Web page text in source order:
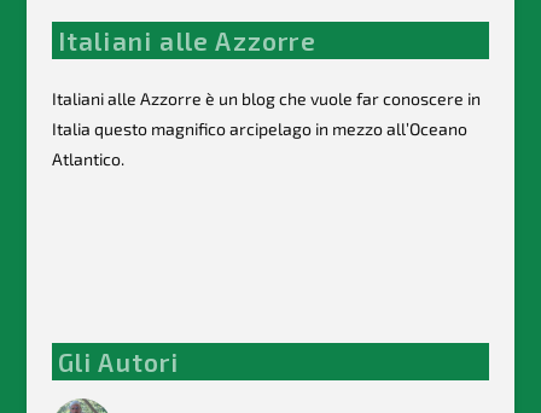
Italiani alle Azzorre
Italiani alle Azzorre è un blog che vuole far conoscere in
Italia questo magnifico arcipelago in mezzo all’Oceano
Atlantico.
Gli Autori